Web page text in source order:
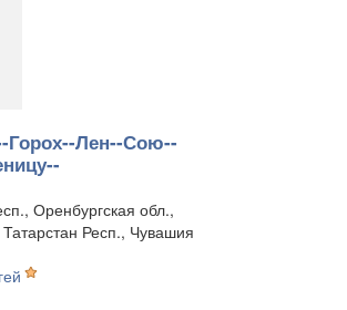
Горох--Лен--Сою--
Оренбургская обл.,
Респ., Чувашия